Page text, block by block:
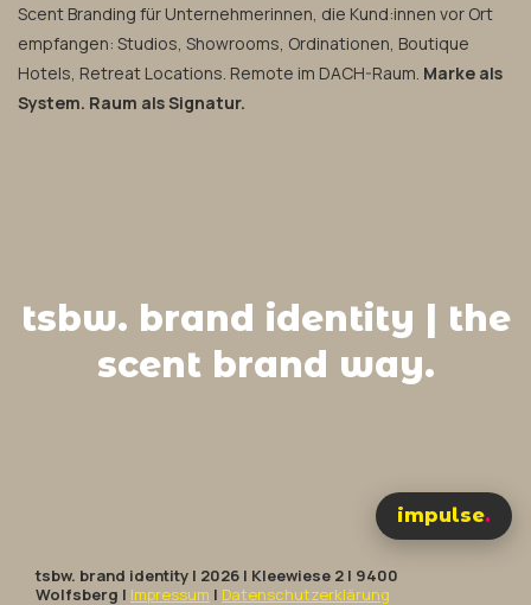
Scent Branding für Unternehmerinnen, die Kund:innen vor Ort
empfangen: Studios, Showrooms, Ordinationen, Boutique
Hotels, Retreat Locations. Remote im DACH-Raum. Marke als
System. Raum als Signatur.
tsbw. brand identity | the
scent brand way.
tsbw. brand identity | 2026 | Kleewiese 2 | 9400
Wolfsberg | Impressum | Datenschutzerklärung
impulse.